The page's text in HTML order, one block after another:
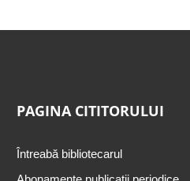
PAGINA CITITORULUI
Întreabă bibliotecarul